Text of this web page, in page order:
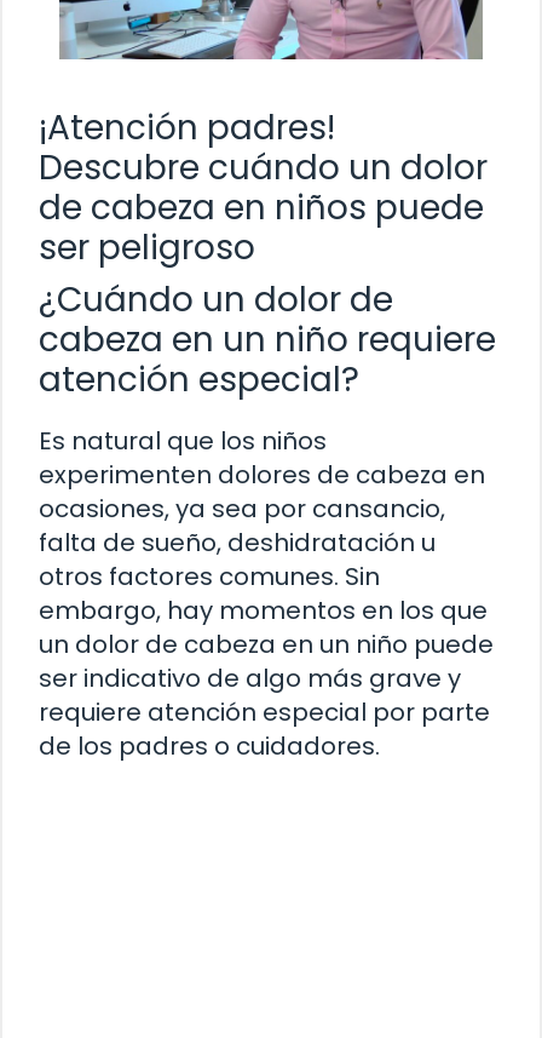
¡Atención padres!
Descubre cuándo un dolor
de cabeza en niños puede
ser peligroso
¿Cuándo un dolor de
cabeza en un niño requiere
atención especial?
Es natural que los niños
experimenten dolores de cabeza en
ocasiones, ya sea por cansancio,
falta de sueño, deshidratación u
otros factores comunes. Sin
embargo, hay momentos en los que
un dolor de cabeza en un niño puede
ser indicativo de algo más grave y
requiere atención especial por parte
de los padres o cuidadores.